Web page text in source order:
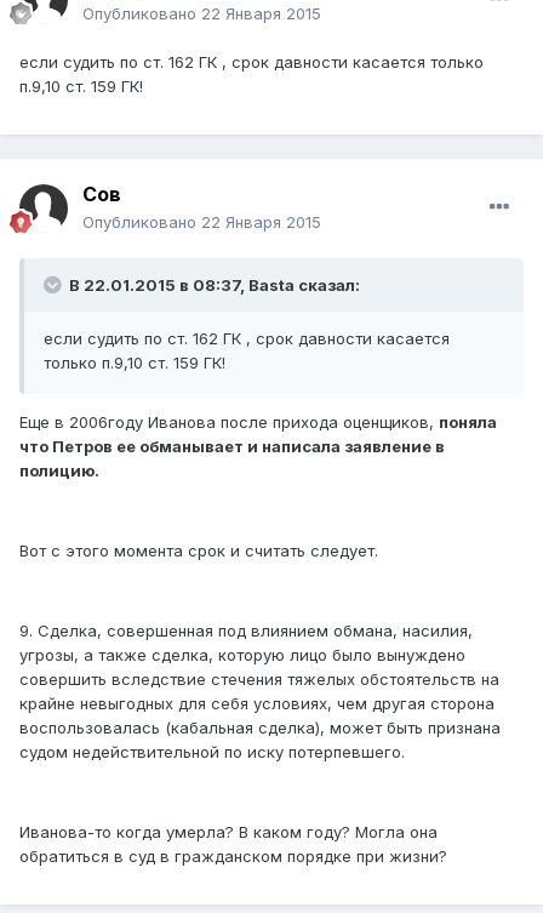
Опубликовано 22 Января 2015
если судить по ст. 162 ГК , срок давности касается только
п.9,10 ст. 159 ГК!
Сов
Опубликовано 22 Января 2015
В 22.01.2015 в 08:37, Basta сказал:
если судить по ст. 162 ГК , срок давности касается
только п.9,10 ст. 159 ГК!
Еще в 2006году Иванова после прихода оценщиков, поняла
что Петров ее обманывает и написала заявление в
полицию.
Вот с этого момента срок и считать следует.
9. Сделка, совершенная под влиянием обмана, насилия,
угрозы, а также сделка, которую лицо было вынуждено
совершить вследствие стечения тяжелых обстоятельств на
крайне невыгодных для себя условиях, чем другая сторона
воспользовалась (кабальная сделка), может быть признана
судом недействительной по иску потерпевшего.
Иванова-то когда умерла? В каком году? Могла она
обратиться в суд в гражданском порядке при жизни?